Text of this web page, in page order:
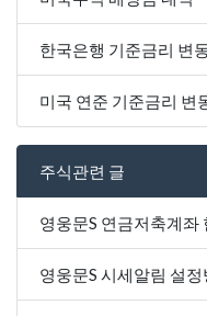
한국은행 기준금리 변
미국 연준 기준금리 변
주식관련 글
영웅문S 연금저축계좌
영웅문S 시세알림 설정